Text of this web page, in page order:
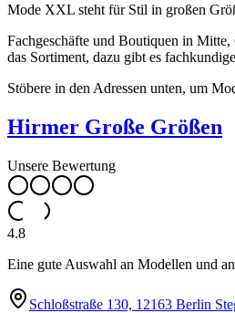
Mode XXL steht für Stil in großen
Fachgeschäfte und Boutiquen in
das Sortiment, dazu gibt es
Stöbere in den Adressen unten, um
Hirmer Große Größen
Unsere Bewertung
4.8
Eine gute Auswahl an Modellen und
Schloßstraße 130, 12163 Berlin